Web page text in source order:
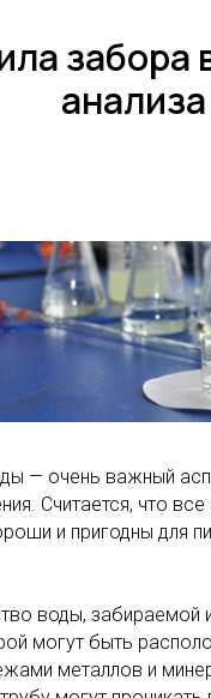
забора
анализа
— очень важный
Считается, что все
и пригодны для
воды, забираемой
могут быть
металлов и